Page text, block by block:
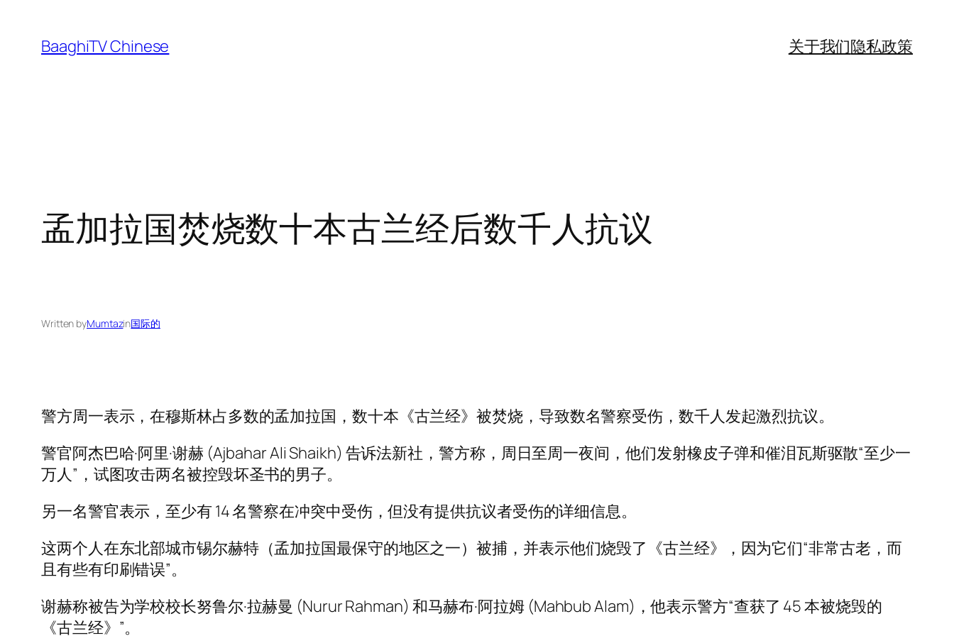
content
BaaghiTV Chinese 关于我们隐私政策
孟加拉国焚烧数十本古兰经后数千人抗议
Written byMumtazin国际的
警方周一表示，在穆斯林占多数的孟加拉国，数十本《古兰经》被焚烧，导致数名警察受伤，数千人发起激烈抗议。
警官阿杰巴哈·阿里·谢赫 (Ajbahar Ali Shaikh) 告诉法新社，警方称，周日至周一夜间，他们发射橡皮子弹和催泪瓦斯驱散“至少一
万人”，试图攻击两名被控毁坏圣书的男子。
另一名警官表示，至少有 14 名警察在冲突中受伤，但没有提供抗议者受伤的详细信息。
这两个人在东北部城市锡尔赫特（孟加拉国最保守的地区之一）被捕，并表示他们烧毁了《古兰经》，因为它们“非常古老，而
且有些有印刷错误”。
谢赫称被告为学校校长努鲁尔·拉赫曼 (Nurur Rahman) 和马赫布·阿拉姆 (Mahbub Alam)，他表示警方“查获了 45 本被烧毁的
《古兰经》”。